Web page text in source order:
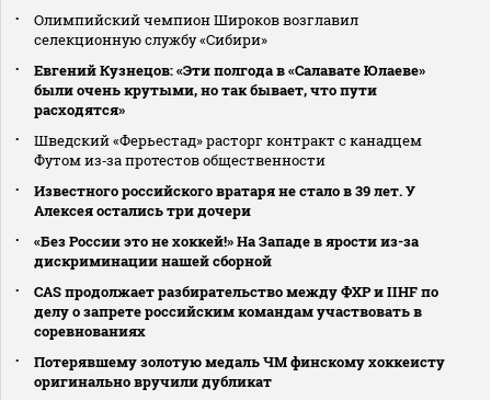
Олимпийский чемпион Широков возглавил
селекционную службу «Сибири»
Евгений Кузнецов: «Эти полгода в «Салавате Юлаеве»
были очень крутыми, но так бывает, что пути
расходятся»
Шведский «Ферьестад» расторг контракт с канадцем
Футом из‑за протестов общественности
Известного российского вратаря не стало в 39 лет. У
Алексея остались три дочери
«Без России это не хоккей!» На Западе в ярости из-за
дискриминации нашей сборной
CAS продолжает разбирательство между ФХР и IIHF по
делу о запрете российским командам участвовать в
соревнованиях
Потерявшему золотую медаль ЧМ финскому хоккеисту
оригинально вручили дубликат